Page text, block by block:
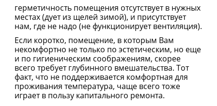
герметичность помещения отсутствует в нужных
местах (дует из щелей зимой), и присутствует
нам, где не надо (не функционирует вентиляция).
Если коротко, помещение, в которым Вам
некомфортно не только по эстетическим, но еще
и по гигиеническим соображениям, скорее
всего требует глубинного вмешательства. Тот
факт, что не поддерживается комфортная для
проживания температура, чаще всего тоже
играет в пользу капитального ремонта.